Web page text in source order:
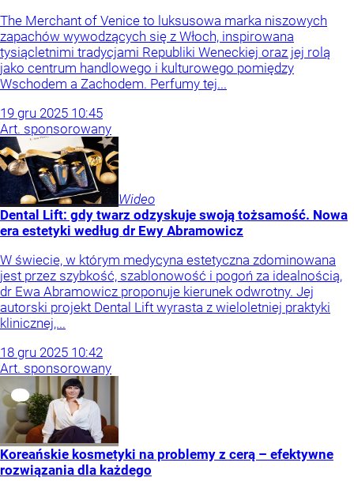
The Merchant of Venice to luksusowa marka niszowych
zapachów wywodzących się z Włoch, inspirowana
tysiącletnimi tradycjami Republiki Weneckiej oraz jej rolą
jako centrum handlowego i kulturowego pomiędzy
Wschodem a Zachodem. Perfumy tej...
19 gru 2025 10:45
Art. sponsorowany
Wideo
Dental Lift: gdy twarz odzyskuje swoją tożsamość. Nowa
era estetyki według dr Ewy Abramowicz
W świecie, w którym medycyna estetyczna zdominowana
jest przez szybkość, szablonowość i pogoń za idealnością,
dr Ewa Abramowicz proponuje kierunek odwrotny. Jej
autorski projekt Dental Lift wyrasta z wieloletniej praktyki
klinicznej,...
18 gru 2025 10:42
Art. sponsorowany
Koreańskie kosmetyki na problemy z cerą – efektywne
rozwiązania dla każdego